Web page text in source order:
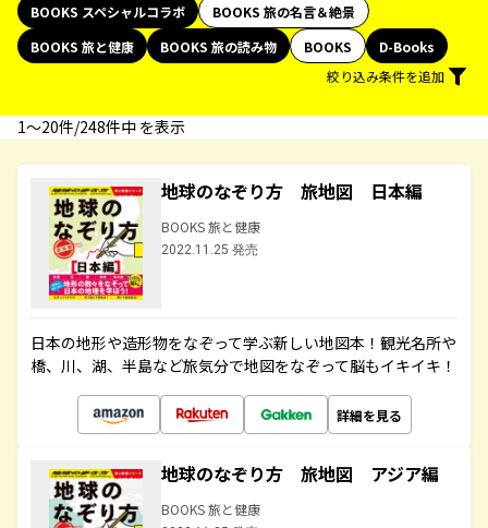
BOOKS スペシャルコラボ
BOOKS 旅の名言＆絶景
BOOKS 旅と健康
BOOKS 旅の読み物 BOOKS
D-Books
絞り込み条件を追加
1〜20件/248件中 を表示
地球のなぞり方 旅地図 日本編
BOOKS 旅と健康
2022.11.25 発売
日本の地形や造形物をなぞって学ぶ新しい地図本！観光名所や
橋、川、湖、半島など旅気分で地図をなぞって脳もイキイキ！
詳細を見る
地球のなぞり方 旅地図 アジア編
BOOKS 旅と健康